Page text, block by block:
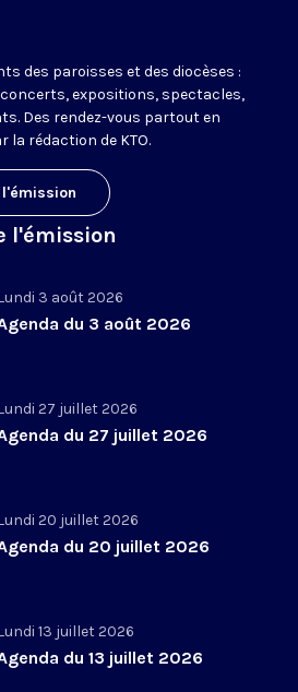
des paroisses et des diocèses :
expositions, spectacles,
Des rendez-vous partout en
la rédaction de KTO.
l'émission
3 août 2026
du 3 août 2026
27 juillet 2026
du 27 juillet 2026
20 juillet 2026
du 20 juillet 2026
13 juillet 2026
du 13 juillet 2026